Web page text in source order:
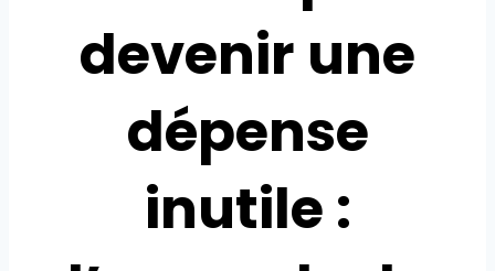
devenir une
dépense
inutile :